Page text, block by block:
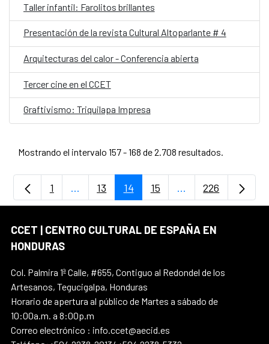
Taller infantil: Farolitos brillantes
Presentación de la revista Cultural Altoparlante # 4
Arquitecturas del calor - Conferencia abierta
Tercer cine en el CCET
Graftivismo: Triquilapa Impresa
Mostrando el intervalo 157 - 168 de 2.708 resultados.
Página
1 ...Páginas intermedias Use TAB para
Página
13 Página
14 Página
15 ...PáginasPágina
226
CCET | CENTRO CULTURAL DE ESPAÑA EN
HONDURAS
Col. Palmira 1ª Calle, #655, Contiguo al Redondel de los
Artesanos, Tegucigalpa, Honduras
Horario de apertura al público de Martes a sábado de
10:00a.m. a 8:00p.m
Correo electrónico : info.ccet@aecid.es